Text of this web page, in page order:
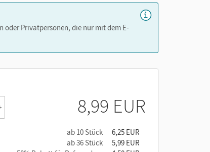
oder Privatpersonen, die nur mit dem E-
8,99 EUR
ab 10 Stück
6,25 EUR
ab 36 Stück
5,99 EUR